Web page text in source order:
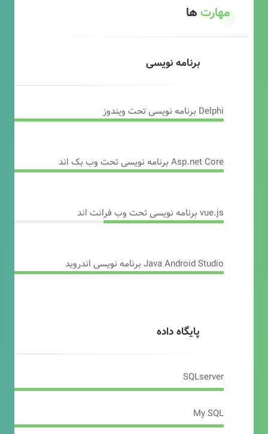
مهارتها
برنامه نویسی
Delphi برنامه نویسی تحت ویندوز
Asp.net Core برنامه نویسی تحت وب بک اند
vue.js برنامه نویسی تحت وب فرانت اند
Java Android Studio برنامه نویسی اندروید
پایگاه داده
SQLserver
My SQL